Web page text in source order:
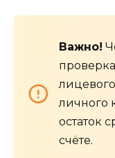
Важно!
личного
остаток
счёте.